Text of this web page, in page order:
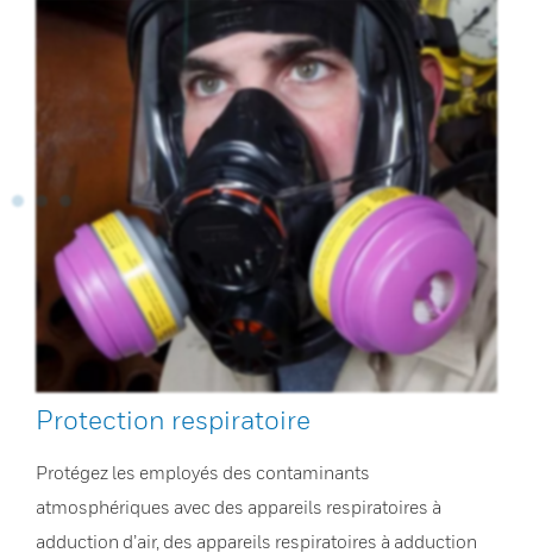
Protection respiratoire
Protégez les employés des contaminants
atmosphériques avec des appareils respiratoires à
adduction d’air, des appareils respiratoires à adduction